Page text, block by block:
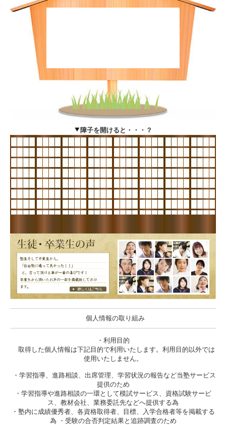
障子を開けると・・・？
個人情報の取り組み
・利用目的
取得した個人情報は下記目的で利用いたします。利用目的以外では
使用いたしません。
・学習指導、進路相談、出席管理、学習状況の報告など当塾サービス
提供のため
・学習指導や進路相談の一環として模試サービス、資格試験サービ
ス、教材会社、業務委託先などへ提供する為
・塾内に成績優秀者、各資格取得者、目標、入学合格者等を掲載する
為 ・受験の合否判定結果と追跡調査のため